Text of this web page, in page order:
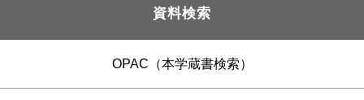
資料検索
OPAC（本学蔵書検索）